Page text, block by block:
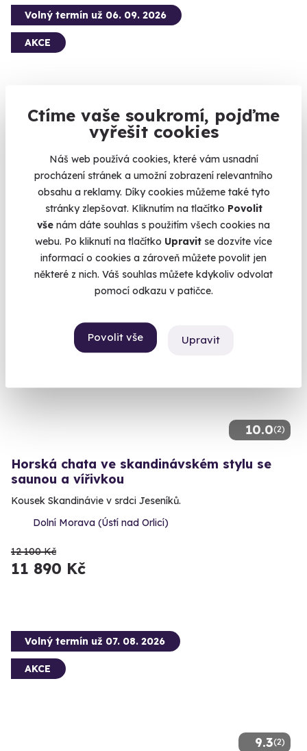
Ctíme vaše soukromí, pojďme
vyřešit cookies
Náš web používá cookies, které vám usnadní
procházení stránek a umožní zobrazení relevantního
obsahu a reklamy. Díky cookies můžeme také tyto
stránky zlepšovat. Kliknutím na tlačítko Povolit
vše nám dáte souhlas s použitím všech cookies na
webu. Po kliknutí na tlačítko Upravit se dozvíte více
informací o cookies a zároveň můžete povolit jen
některé z nich. Váš souhlas můžete kdykoliv odvolat
pomocí odkazu v patičce.
Povolit vše Upravit
8.0(3)
Volný termín už 06. 09. 2026
AKCE
Kouzelná chata na samotě u jezera se
saunou a vířivkou
Ticho, klid a pohodlí se saunou a vířivkou.
Sloupnice (Litomyšl) (Svitavy)
6 390 Kč
5 890 Kč
10.0(2)
Volný termín už 09. 08. 2026
Horská chata ve skandinávském stylu se
saunou a vířivkou
Kousek Skandinávie v srdci Jeseníků.
Dolní Morava (Ústí nad Orlicí)
12 100 Kč
11 890 Kč
9.3(2)
Volný termín už 07. 08. 2026
AKCE